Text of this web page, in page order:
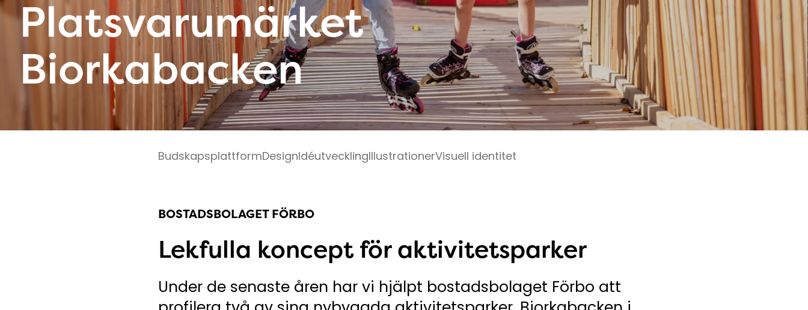
Platsvarumärket
Biorkabacken
BudskapsplattformDesignIdéutvecklingIllustrationerVisuell identitet
BOSTADSBOLAGET FÖRBO
Lekfulla koncept för aktivitetsparker
Under de senaste åren har vi hjälpt bostadsbolaget Förbo att